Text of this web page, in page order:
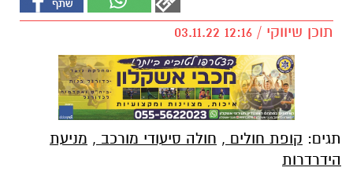
תוכן שיווקי / 12:16 03.11.22
תגים: קופת חולים , חולה סיעודי מורכב , מניעת
הידרדרות